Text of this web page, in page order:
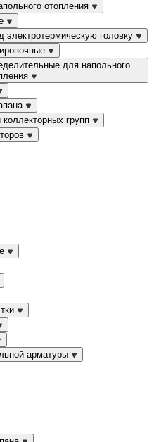
отопления
электротермическую головку
для напольного
групп
арматуры